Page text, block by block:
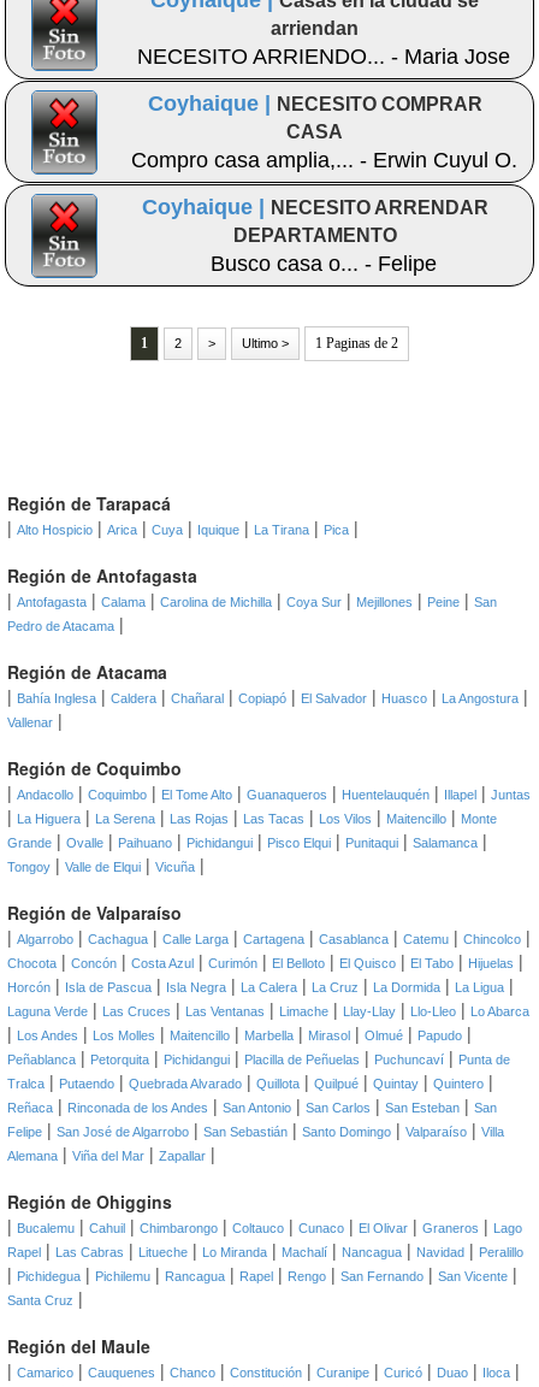
arriendan
NECESITO ARRIENDO... - Maria Jose
Coyhaique |
NECESITO COMPRAR
CASA
Compro casa amplia,... - Erwin Cuyul O.
Coyhaique |
NECESITO ARRENDAR
DEPARTAMENTO
Busco casa o... - Felipe
1 2 > Ultimo > 1 Paginas de 2
Región de Tarapacá
| Alto Hospicio | Arica | Cuya | Iquique | La Tirana | Pica |
Región de Antofagasta
| Antofagasta | Calama | Carolina de Michilla | Coya Sur | Mejillones | Peine | San
Pedro de Atacama |
Región de Atacama
| Bahía Inglesa | Caldera | Chañaral | Copiapó | El Salvador | Huasco | La Angostura |
Vallenar |
Región de Coquimbo
| Andacollo | Coquimbo | El Tome Alto | Guanaqueros | Huentelauquén | Illapel | Juntas
| La Higuera | La Serena | Las Rojas | Las Tacas | Los Vilos | Maitencillo | Monte
Grande | Ovalle | Paihuano | Pichidangui | Pisco Elqui | Punitaqui | Salamanca |
Tongoy | Valle de Elqui | Vicuña |
Región de Valparaíso
| Algarrobo | Cachagua | Calle Larga | Cartagena | Casablanca | Catemu | Chincolco |
Chocota | Concón | Costa Azul | Curimón | El Belloto | El Quisco | El Tabo | Hijuelas |
Horcón | Isla de Pascua | Isla Negra | La Calera | La Cruz | La Dormida | La Ligua |
Laguna Verde | Las Cruces | Las Ventanas | Limache | Llay-Llay | Llo-Lleo | Lo Abarca
| Los Andes | Los Molles | Maitencillo | Marbella | Mirasol | Olmué | Papudo |
Peñablanca | Petorquita | Pichidangui | Placilla de Peñuelas | Puchuncaví | Punta de
Tralca | Putaendo | Quebrada Alvarado | Quillota | Quilpué | Quintay | Quintero |
Reñaca | Rinconada de los Andes | San Antonio | San Carlos | San Esteban | San
Felipe | San José de Algarrobo | San Sebastián | Santo Domingo | Valparaíso | Villa
Alemana | Viña del Mar | Zapallar |
Región de Ohiggins
| Bucalemu | Cahuil | Chimbarongo | Coltauco | Cunaco | El Olivar | Graneros |
Lago
Rapel | Las Cabras | Litueche | Lo Miranda | Machalí | Nancagua | Navidad | Peralillo
| Pichidegua | Pichilemu | Rancagua | Rapel | Rengo | San Fernando | San Vicente |
Santa Cruz |
Región del Maule
| Camarico | Cauquenes | Chanco | Constitución | Curanipe | Curicó | Duao | Iloca |